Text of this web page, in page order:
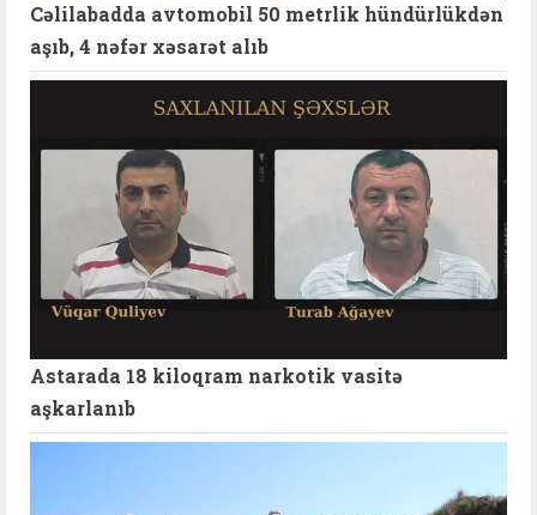
Cəlilabadda avtomobil 50 metrlik hündürlükdən
aşıb, 4 nəfər xəsarət alıb
Astarada 18 kiloqram narkotik vasitə
aşkarlanıb